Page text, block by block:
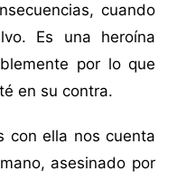
cuando
Es una heroína
por lo que
en su contra.
con ella nos cuenta
asesinado por